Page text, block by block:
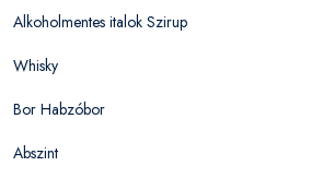
Alkoholmentes italok Szirup
Whisky
Bor Habzóbor
Abszint